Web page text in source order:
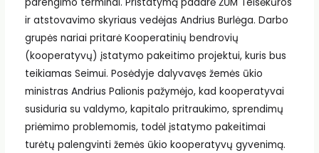
parengimo terminai. Pristatymą padarė ŽŪM Teisėkūros
ir atstovavimo skyriaus vedėjas Andrius Burlėga. Darbo
grupės nariai pritarė Kooperatinių bendrovių
(kooperatyvų) įstatymo pakeitimo projektui, kuris bus
teikiamas Seimui. Posėdyje dalyvavęs žemės ūkio
ministras Andrius Palionis pažymėjo, kad kooperatyvai
susiduria su valdymo, kapitalo pritraukimo, sprendimų
priėmimo problemomis, todėl įstatymo pakeitimai
turėtų palengvinti žemės ūkio kooperatyvų gyvenimą.